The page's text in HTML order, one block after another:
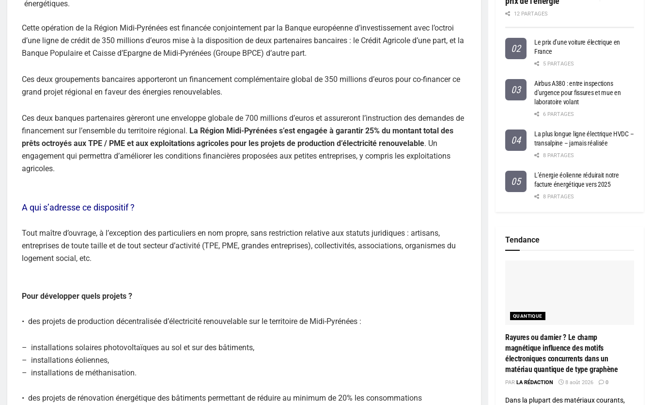
énergétiques.
Cette opération de la Région Midi-Pyrénées est financée conjointement par la Banque européenne d’investissement avec l’octroi
d’une ligne de crédit de 350 millions d’euros mise à la disposition de deux partenaires bancaires : le Crédit Agricole d’une part, et la
Banque Populaire et Caisse d’Epargne de Midi-Pyrénées (Groupe BPCE) d’autre part.
Ces deux groupements bancaires apporteront un financement complémentaire global de 350 millions d’euros pour co-financer ce
grand projet régional en faveur des énergies renouvelables.
Ces deux banques partenaires gèreront une enveloppe globale de 700 millions d’euros et assureront l’instruction des demandes de
financement sur l’ensemble du territoire régional. La Région Midi-Pyrénées s’est engagée à garantir 25% du montant total des
prêts octroyés aux TPE / PME et aux exploitations agricoles pour les projets de production d’électricité renouvelable. Un
engagement qui permettra d’améliorer les conditions financières proposées aux petites entreprises, y compris les exploitations
agricoles.
A qui s’adresse ce dispositif ?
Tout maître d’ouvrage, à l’exception des particuliers en nom propre, sans restriction relative aux statuts juridiques : artisans,
entreprises de toute taille et de tout secteur d’activité (TPE, PME, grandes entreprises), collectivités, associations, organismes du
logement social, etc.
Pour développer quels projets ?
• des projets de production décentralisée d’électricité renouvelable sur le territoire de Midi-Pyrénées :
– installations solaires photovoltaïques au sol et sur des bâtiments,
– installations éoliennes,
– installations de méthanisation.
• des projets de rénovation énergétique des bâtiments permettant de réduire au minimum de 20% les consommations
12 PARTAGES
Le prix d’une voiture électrique en
France
5 PARTAGES
Airbus A380 : entre inspections
d’urgence pour fissures et mue en
laboratoire volant
6 PARTAGES
La plus longue ligne électrique HVDC –
transalpine – jamais réalisée
8 PARTAGES
L’énergie éolienne réduirait notre
facture énergétique vers 2025
8 PARTAGES
Tendance
QUANTIQUE
Rayures ou damier ? Le champ
magnétique influence des motifs
électroniques concurrents dans un
matériau quantique de type graphène
PAR LA RÉDACTION 8 août 2026 0
Dans la plupart des matériaux courants,